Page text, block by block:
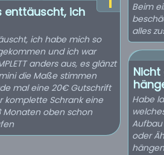
enttäuscht, ich
ich habe mich so
und ich war
anders aus, es glänzt
die Maße stimmen
mal eine 20€ Gutschrift
Schrank eine
Monaten oben schon
Beim
alles
Habe
oder